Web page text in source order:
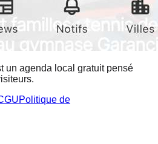
un agenda local gratuit pensé
Politique de